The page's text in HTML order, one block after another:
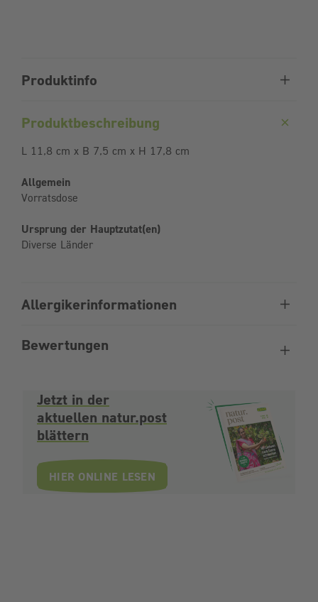
Produktinfo
Produktbeschreibung
L 11,8 cm x B 7,5 cm x H 17,8 cm
Allgemein
Vorratsdose
Ursprung der Hauptzutat(en)
Diverse Länder
Allergikerinformationen
Bewertungen
Jetzt in der
aktuellen natur.post
blättern
HIER ONLINE LESEN